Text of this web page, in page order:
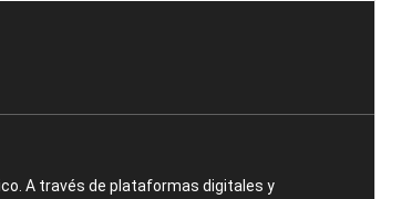
A través de plataformas digitales y